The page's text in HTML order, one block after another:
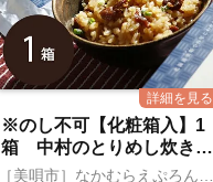
※のし不可【化粧箱入】1
箱 中村のとりめし炊き込
みセット
［美唄市］なかむらえぷろん倶